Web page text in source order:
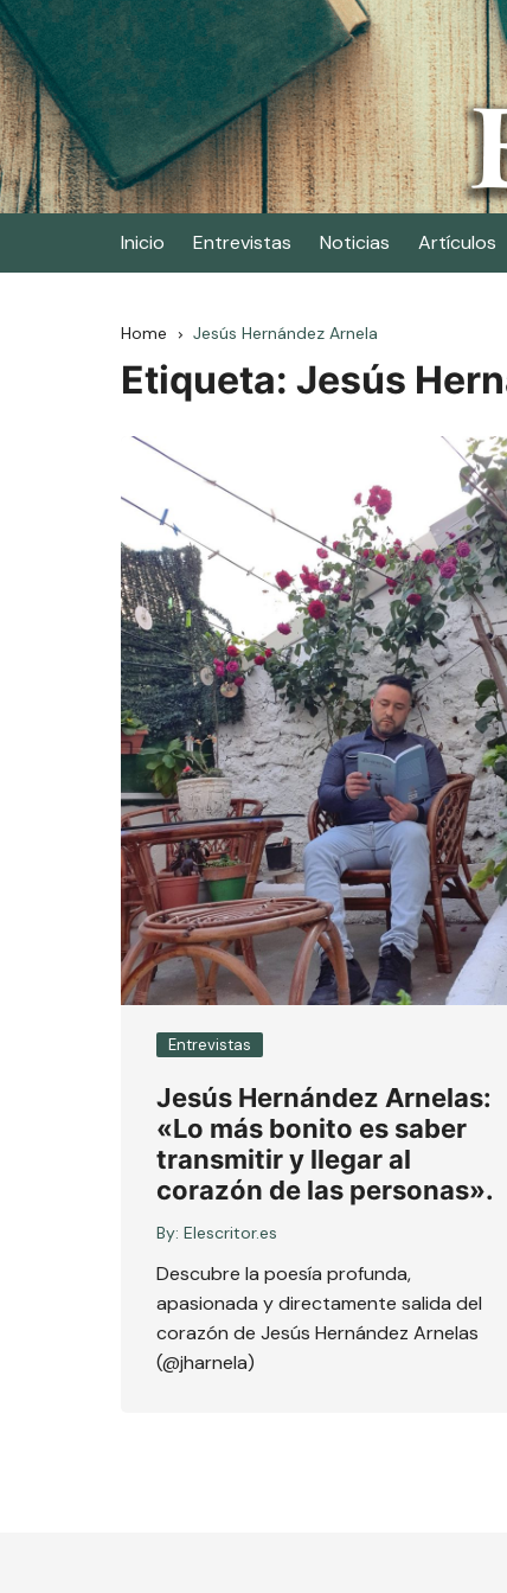
Skip
to
content
Elescritor.es
El periódico digital de los escritores
Inicio Entrevistas Noticias Artículos
Home Jesús Hernández Arnela
Etiqueta: Jesús
Entrevistas
Jesús Hernández Arnelas:
«Lo más bonito es saber
transmitir y llegar al
corazón de las personas».
By: Elescritor.es
Descubre la poesía profunda,
apasionada y directamente salida del
corazón de Jesús Hernández Arnelas
(@jharnela)